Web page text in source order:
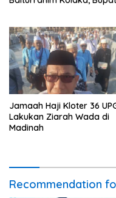
Jamaah Haji Kloter 36
Lakukan Ziarah Wada di
Madinah
Recommendation